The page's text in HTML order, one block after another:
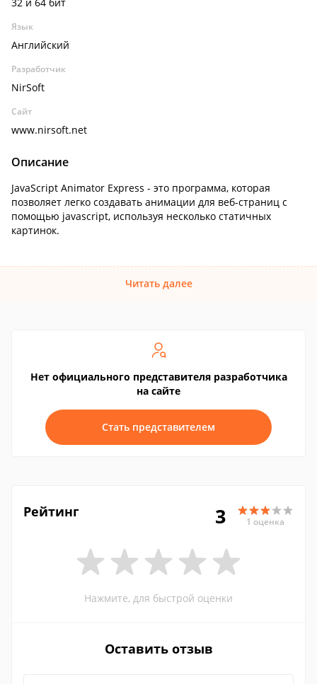
Язык
Английский
Разработчик
NirSoft
Сайт
www.nirsoft.net
Описание
JavaScript Animator Express - это программа, которая
позволяет легко создавать анимации для веб-страниц с
помощью javascript, используя несколько статичных
картинок.
Читать далее
Нет официального представителя разработчика
на сайте
Стать представителем
Рейтинг 3 1 оценка
Нажмите, для быстрой оценки
Оставить отзыв